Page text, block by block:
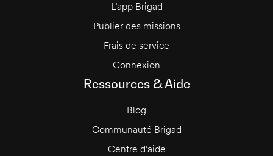
L’app Brigad
Publier des missions
Frais de service
Connexion
Ressources & Aide
Blog
Communauté Brigad
Centre d’aide